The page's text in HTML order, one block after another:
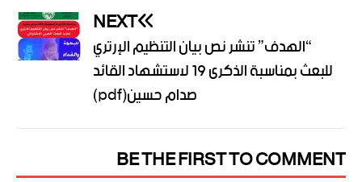
NEXT
“الهدف” تنشر نص بيان التنظيم الإرتري
للبعث بمناسبة الذكرى 19 لاستشهاد القائد
صدام حسين(pdf)
BE THE FIRST TO COMMENT